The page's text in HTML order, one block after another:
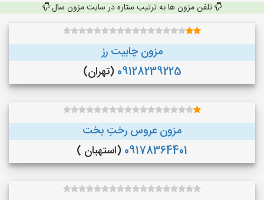
تلفن مزون ها به ترتیب ستاره در سایت مزون سال
مزون چابیت رز
09128239225 (تهران)
مزون عروس رختِ بخت
09178364401 (استهبان )